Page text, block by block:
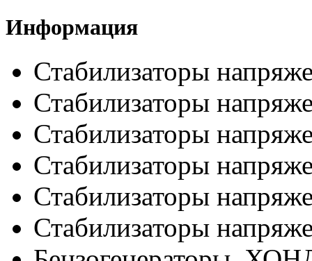
Информация
Стабилизаторы
Стабилизаторы
Стабилизаторы
Стабилизаторы
Стабилизаторы
Стабилизаторы